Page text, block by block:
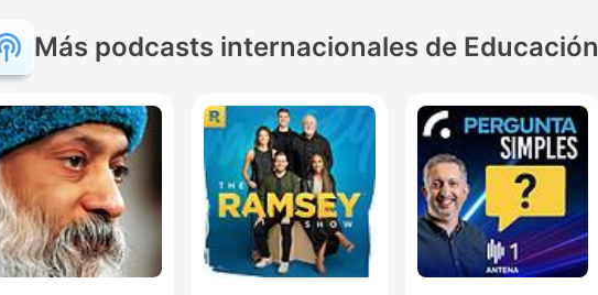
Más podcasts internacionales de Educación